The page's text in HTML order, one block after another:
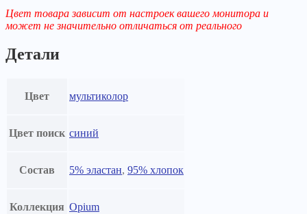
Цвет товара зависит от настроек вашего монитора и
может не значительно отличаться от реального
Детали
Цвет мультиколор
Цвет поиск синий
Состав 5% эластан, 95% хлопок
Коллекция Opium